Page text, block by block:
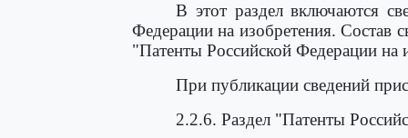
В этот раздел включаются
Федерации на изобретения. Состав
"Патенты Российской Федерации на
При публикации сведений
2.2.6. Раздел "Патенты